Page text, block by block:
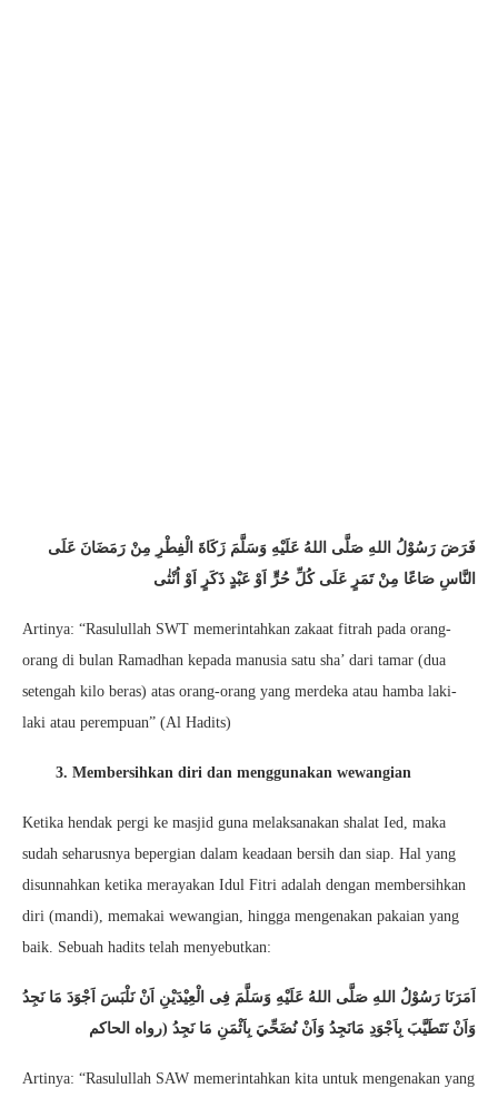
فَرَضَ رَسُوْلُ اللهِ صَلَّى اللهُ عَلَيْهِ وَسَلَّمَ زَكَاةَ الْفِطْرِ مِنْ رَمَضَانَ عَلَى
النَّاسِ صَاعًا مِنْ تَمَرٍ عَلَى كُلِّ حُرٍّ اَوْ عَبْدٍ ذَكَرٍ اَوْ اُنْثٰى
Artinya: “Rasulullah SWT memerintahkan zakaat fitrah pada orang-
orang di bulan Ramadhan kepada manusia satu sha’ dari tamar (dua
setengah kilo beras) atas orang-orang yang merdeka atau hamba laki-
laki atau perempuan” (Al Hadits)
3. Membersihkan diri dan menggunakan wewangian
Ketika hendak pergi ke masjid guna melaksanakan shalat Ied, maka
sudah seharusnya bepergian dalam keadaan bersih dan siap. Hal yang
disunnahkan ketika merayakan Idul Fitri adalah dengan membersihkan
diri (mandi), memakai wewangian, hingga mengenakan pakaian yang
baik. Sebuah hadits telah menyebutkan:
اَمَرَنَا رَسُوْلُ اللهِ صَلَّى اللهُ عَلَيْهِ وَسَلَّمَ فِى الْعِيْدَيْنِ اَنْ نَلْبَسَ اَجْوَدَ مَا نَجِدُ
وَاَنْ نَتَطَيَّبَ بِاَجْوَدِ مَانَجِدُ وَاَنْ نُضَحِّيَ بِاَثْمَنِ مَا نَجِدُ (رواه الحاكم
Artinya: “Rasulullah SAW memerintahkan kita untuk mengenakan yang